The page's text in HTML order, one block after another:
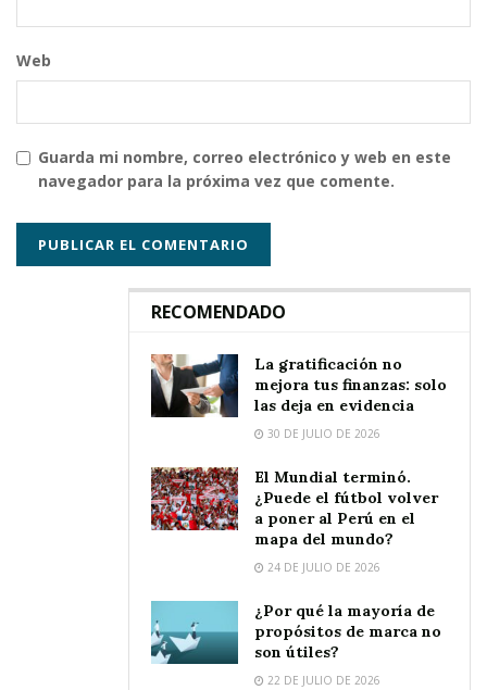
Web
Guarda mi nombre, correo electrónico y web en este
navegador para la próxima vez que comente.
RECOMENDADO
La gratificación no
mejora tus finanzas: solo
las deja en evidencia
30 DE JULIO DE 2026
El Mundial terminó.
¿Puede el fútbol volver
a poner al Perú en el
mapa del mundo?
24 DE JULIO DE 2026
¿Por qué la mayoría de
propósitos de marca no
son útiles?
22 DE JULIO DE 2026